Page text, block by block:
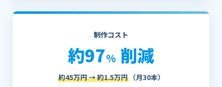
制作コスト
約97% 削減
約45万円 → 約1.5万円 （月30本）